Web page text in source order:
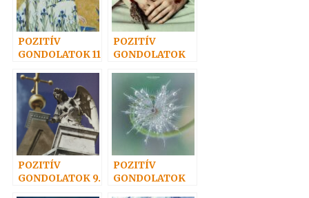
POZITÍV
GONDOLATOK 11
POZITÍV
GONDOLATOK
POZITÍV
GONDOLATOK 9.
POZITÍV
GONDOLATOK